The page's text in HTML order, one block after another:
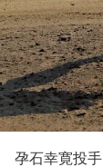
孕石幸寛投手